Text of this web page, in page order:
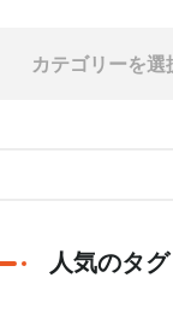
人気のタグ